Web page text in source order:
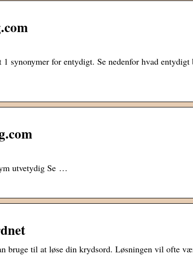
synonymer for entydigt. Se nedenfor hvad entydigt
utvetydig Se …
bruge til at løse din krydsord. Løsningen vil ofte